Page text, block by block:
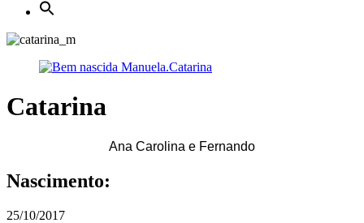
Catarina
Ana Carolina e Fernando
Nascimento:
25/10/2017